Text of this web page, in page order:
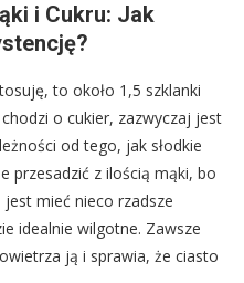
i Cukru: Jak
to około 1,5 szklanki
o cukier, zazwyczaj jest
od tego, jak słodkie
przesadzić z ilością mąki, bo
mieć nieco rzadsze
idealnie wilgotne. Zawsze
ją i sprawia, że ciasto